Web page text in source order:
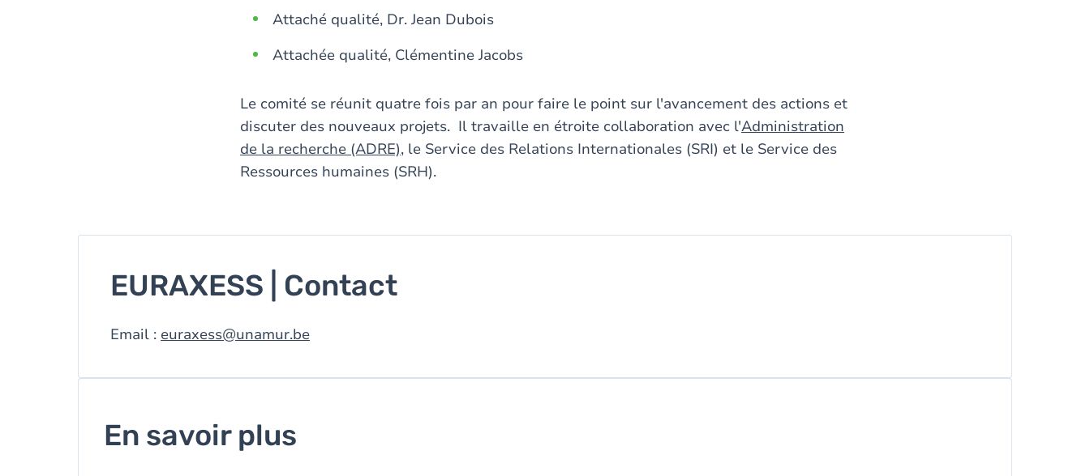
Attaché qualité, Dr. Jean Dubois
Attachée qualité, Clémentine Jacobs
Le comité se réunit quatre fois par an pour faire le point sur l'avancement des actions et
discuter des nouveaux projets. Il travaille en étroite collaboration avec l'Administration
de la recherche (ADRE), le Service des Relations Internationales (SRI) et le Service des
Ressources humaines (SRH).
EURAXESS | Contact
Email : euraxess@unamur.be
En savoir plus